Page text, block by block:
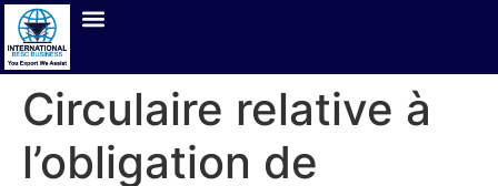
Circulaire relative à
l’obligation de